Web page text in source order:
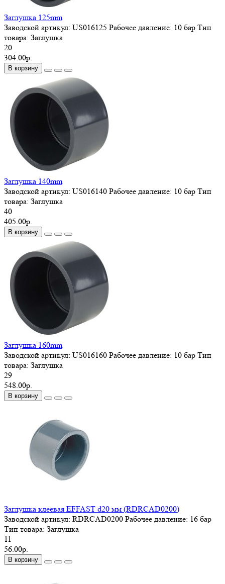
Заглушка 125mm
Заводской артикул: US016125 Рабочее давление: 10 бар Тип
товара: Заглушка
20
304.00р.
В корзину
Заглушка 140mm
Заводской артикул: US016140 Рабочее давление: 10 бар Тип
товара: Заглушка
40
405.00р.
В корзину
Заглушка 160mm
Заводской артикул: US016160 Рабочее давление: 10 бар Тип
товара: Заглушка
29
548.00р.
В корзину
Заглушка клеевая EFFAST d20 мм (RDRСAD0200)
Заводской артикул: RDRСAD0200 Рабочее давление: 16 бар
Тип товара: Заглушка
11
56.00р.
В корзину